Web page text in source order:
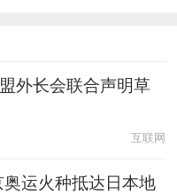
外长会联合声明草
互联网
运火种抵达日本地